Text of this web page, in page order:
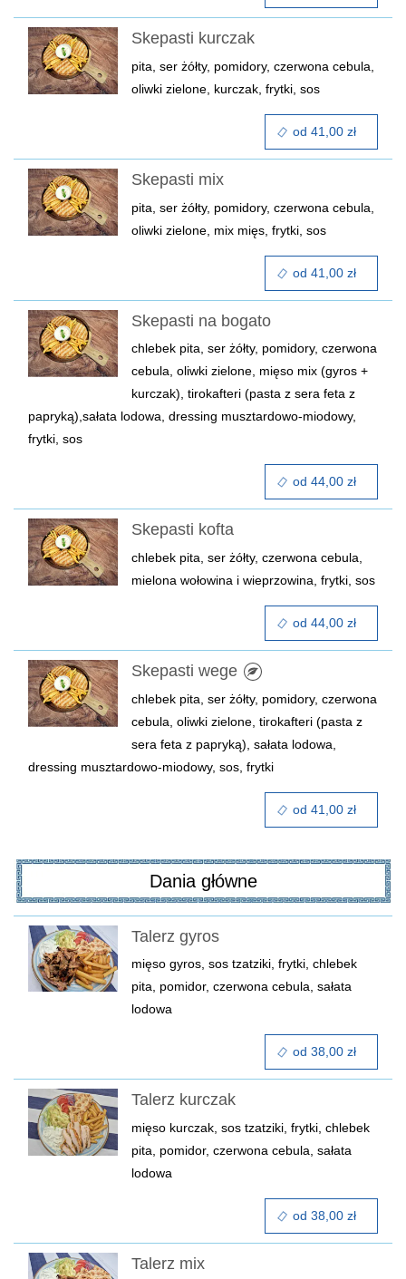
Skepasti kurczak
pita, ser żółty, pomidory, czerwona cebula,
oliwki zielone, kurczak, frytki, sos
Skepasti mix
pita, ser żółty, pomidory, czerwona cebula,
oliwki zielone, mix mięs, frytki, sos
Skepasti na bogato
chlebek pita, ser żółty, pomidory, czerwona
cebula, oliwki zielone, mięso mix (gyros +
kurczak), tirokafteri (pasta z sera feta z
papryką),sałata lodowa, dressing musztardowo-miodowy,
frytki, sos
Skepasti kofta
chlebek pita, ser żółty, czerwona cebula,
mielona wołowina i wieprzowina, frytki, sos
Skepasti wege
chlebek pita, ser żółty, pomidory, czerwona
cebula, oliwki zielone, tirokafteri (pasta z
sera feta z papryką), sałata lodowa,
dressing musztardowo-miodowy, sos, frytki
Dania główne
Talerz gyros
mięso gyros, sos tzatziki, frytki, chlebek
pita, pomidor, czerwona cebula, sałata
lodowa
Talerz kurczak
mięso kurczak, sos tzatziki, frytki, chlebek
pita, pomidor, czerwona cebula, sałata
lodowa
Talerz mix